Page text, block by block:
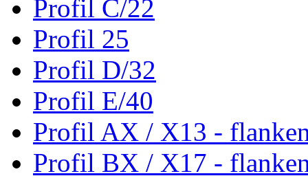
Profil C/22
Profil 25
Profil D/32
Profil E/40
Profil AX / X13 -
Profil BX / X17 -